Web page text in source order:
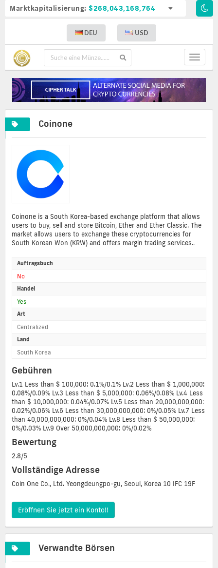
Marktkapitalisierung: $268,043,168,764
DEU USD
Toggle
Coinone
Coinone is a South Korea-based exchange platform that allows
users to buy, sell and store Bitcoin, Ether and Ether Classic. The
market allows users to exchange these cryptocurrencies for
South Korean Won (KRW) and offers margin trading services..
Auftragsbuch
No
Handel
Yes
Art
Centralized
Land
South Korea
Gebühren
Lv.1 Less than $ 100,000: 0.1%/0.1% Lv.2 Less than $ 1,000,000:
0.08%/0.09% Lv.3 Less than $ 5,000,000: 0.06%/0.08% Lv.4 Less
than $ 10,000,000: 0.04%/0.07% Lv.5 Less than 20,000,000,000:
0.02%/0.06% Lv.6 Less than 30,000,000,000: 0%/0.05% Lv.7 Less
than 40,000,000,000: 0%/0.04% Lv.8 Less than $ 50,000,000:
0%/0.03% Lv.9 Over 50,000,000,000: 0%/0.02%
Bewertung
2.8/5
Vollständige Adresse
Coin One Co., Ltd. Yeongdeungpo-gu, Seoul, Korea 10 IFC 19F
Eröffnen Sie jetzt ein Konto!!
Verwandte Börsen